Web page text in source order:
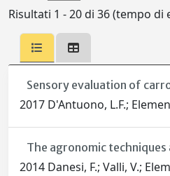
Risultati 1 - 20 di 36 (tempo di
Sensory evaluation of
2017 D'Antuono, L.F.;
The agronomic
2014 Danesi, F.; Valli, V.;